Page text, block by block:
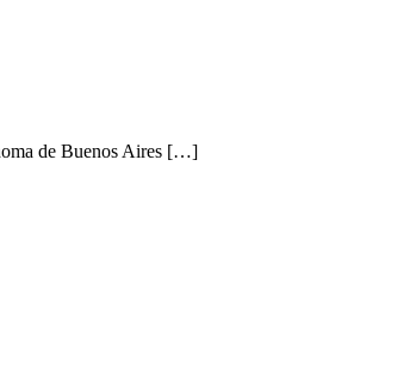
de Buenos Aires […]